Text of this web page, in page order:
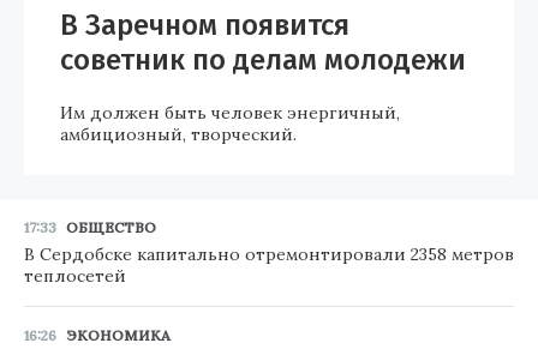
В Заречном появится
советник по делам молодежи
Им должен быть человек энергичный,
амбициозный, творческий.
17:33 ОБЩЕСТВО
В Сердобске капитально отремонтировали 2358 метров
теплосетей
16:26 ЭКОНОМИКА